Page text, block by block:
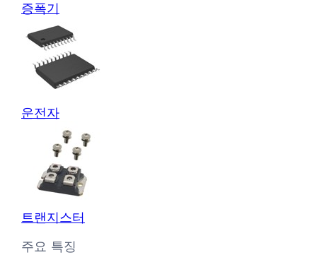
증폭기
운전자
트랜지스터
주요 특징